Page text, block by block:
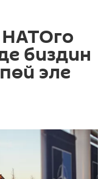
биздин
эле